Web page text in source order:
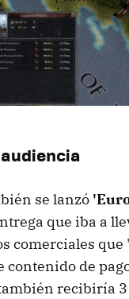
se lanzó
que iba a
comerciales que
contenido de
recibiría 3